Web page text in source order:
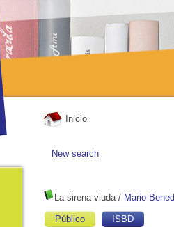
Inicio
New search
La sirena viuda/ Mario
Público
ISBD